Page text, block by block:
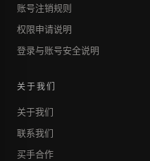
账号注销规则
权限申请说明
登录与账号安全说明
关于我们
关于我们
联系我们
买手合作